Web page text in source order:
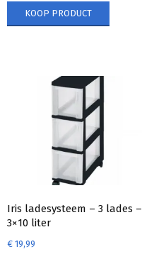
KOOP PRODUCT
Iris ladesysteem – 3 lades –
3×10 liter
€ 19,99